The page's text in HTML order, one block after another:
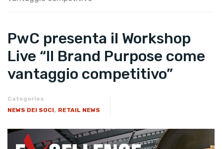
PwC presenta il Workshop
Live “Il Brand Purpose come
vantaggio competitivo”
Categories
NEWS DEI SOCI, RETAIL NEWS